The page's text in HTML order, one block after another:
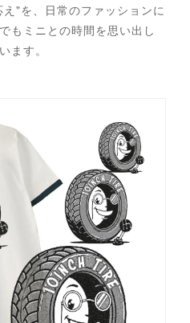
"を、日常のファッションに
もミニとの時間を思い出し
ます。